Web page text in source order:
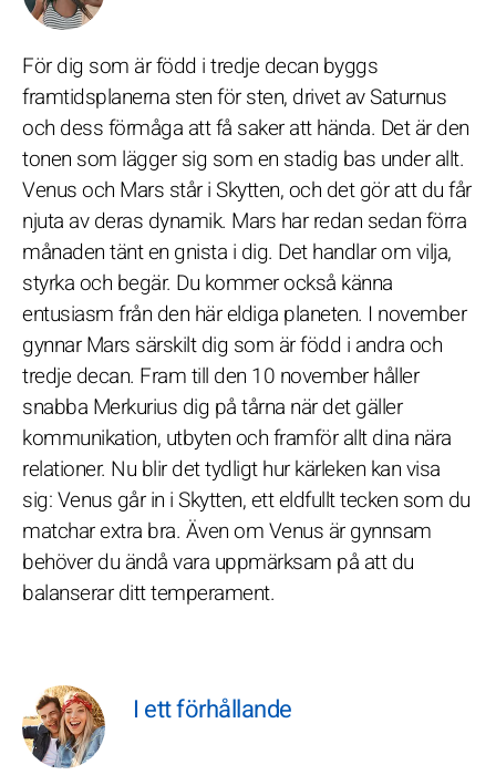
För dig som är född i tredje decan byggs
framtidsplanerna sten för sten, drivet av Saturnus
och dess förmåga att få saker att hända. Det är den
tonen som lägger sig som en stadig bas under allt.
Venus och Mars står i Skytten, och det gör att du får
njuta av deras dynamik. Mars har redan sedan förra
månaden tänt en gnista i dig. Det handlar om vilja,
styrka och begär. Du kommer också känna
entusiasm från den här eldiga planeten. I november
gynnar Mars särskilt dig som är född i andra och
tredje decan. Fram till den 10 november håller
snabba Merkurius dig på tårna när det gäller
kommunikation, utbyten och framför allt dina nära
relationer. Nu blir det tydligt hur kärleken kan visa
sig: Venus går in i Skytten, ett eldfullt tecken som du
matchar extra bra. Även om Venus är gynnsam
behöver du ändå vara uppmärksam på att du
balanserar ditt temperament.
I ett förhållande